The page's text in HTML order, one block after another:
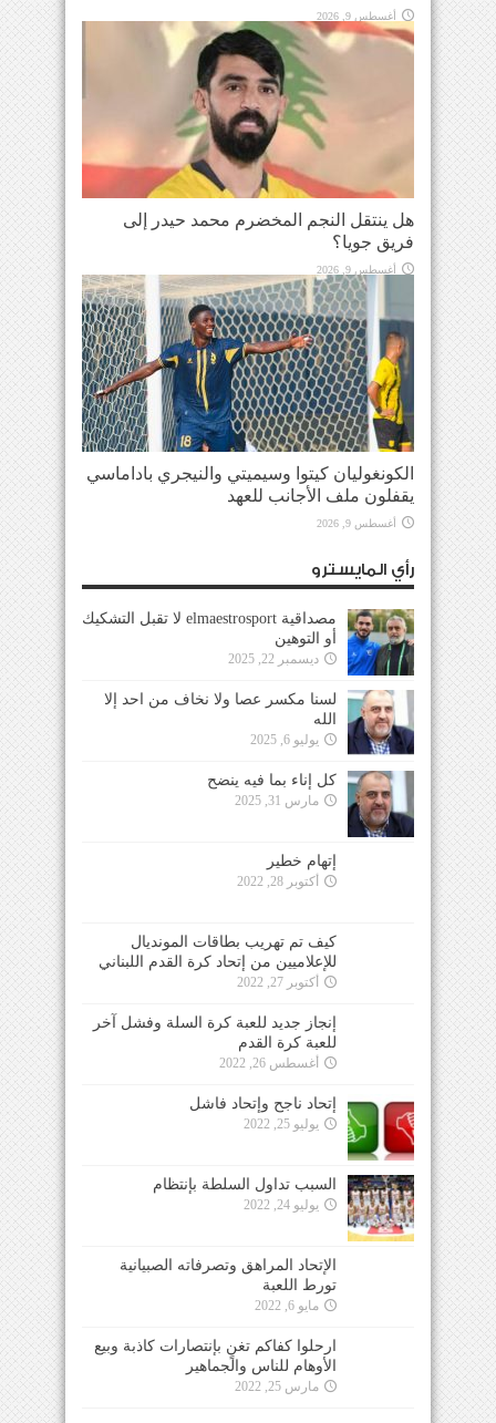
أغسطس 9, 2026
هل ينتقل النجم المخضرم محمد حيدر إلى
فريق جويا؟
أغسطس 9, 2026
الكونغوليان كيتوا وسيميتي والنيجري باداماسي
يقفلون ملف الأجانب للعهد
أغسطس 9, 2026
رأي المايسترو
مصداقية elmaestrosport لا تقبل التشكيك
أو التوهين
ديسمبر 22, 2025
لسنا مكسر عصا ولا نخاف من احد إلا
الله
يوليو 6, 2025
كل إناء بما فيه ينضح
مارس 31, 2025
إتهام خطير
أكتوبر 28, 2022
كيف تم تهريب بطاقات المونديال
للإعلاميين من إتحاد كرة القدم اللبناني
أكتوبر 27, 2022
إنجاز جديد للعبة كرة السلة وفشل آخر
للعبة كرة القدم
أغسطس 26, 2022
إتحاد ناجح وإتحاد فاشل
يوليو 25, 2022
السبب تداول السلطة بإنتظام
يوليو 24, 2022
الإتحاد المراهق وتصرفاته الصبيانية
تورط اللعبة
مايو 6, 2022
ارحلوا كفاكم تغنٍ بإنتصارات كاذبة وبيع
الأوهام للناس والجماهير
مارس 25, 2022